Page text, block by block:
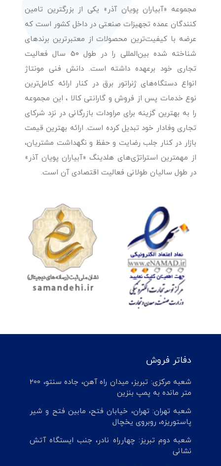
مجموعه «آبیاران پویان آذر» یکی از بزرگترین تامین
کنندگان عمده تجهیزات صنعتی در داخل کشور است که
عرضه با کیفیت‌ترین محصولات از معتبرترین برندهای
شناخته شده بین‌المللی را در طول 50 سال فعالیت
تجاری خود برعهده داشته است. دانش فنی مونتاژ
انواع دستگاه‌های ژنراتور برق در کنار ارائه کامل‌ترین
نوع خدمات پس از فروش و گارانتی کالا ، این مجموعه
را به بهترین گزینه برای مراودات بازرگانی در نزد شرکای
تجاری وفادار خود تبدیل کرده است. ارائه بهترین قیمت
بازار در کنار جلب رضایت و حفظ و نگهداشت مشتریان،
از مهمترین استراتژی‌های هلدینگ «آبیاران پویان آذر»
در طول سالیان طولانی فعالیت اقتصادی آن است.
دفاتر فروش
شعبه مرکزی: تبریز، میدان راه آهن، جاده سنتو، 200
متر مانده به پمپ بنزین
شعبه تهران: تهران، خیابان فتح، مابین فتح و شیر
پاستوریزه، روبروی یخچال
شعبه دوم تبریز: چهارراه نادر، جنب ایستگاه آتش
نشانی